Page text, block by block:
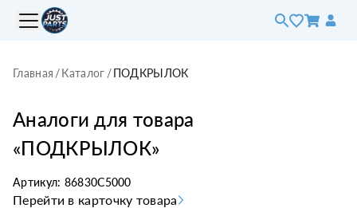
Главная /Каталог /ПОДКРЫЛОК
Аналоги для товара
«ПОДКРЫЛОК»
Артикул: 86830C5000
Перейти в карточку товара